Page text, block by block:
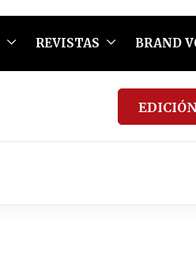
REVISTAS BRAND